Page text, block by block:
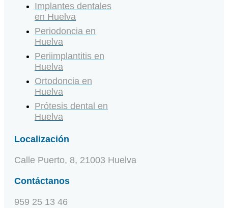
Implantes dentales
en Huelva
Periodoncia en
Huelva
Periimplantitis en
Huelva
Ortodoncia en
Huelva
Prótesis dental en
Huelva
Localización
Calle Puerto, 8, 21003 Huelva
Contáctanos
959 25 13 46